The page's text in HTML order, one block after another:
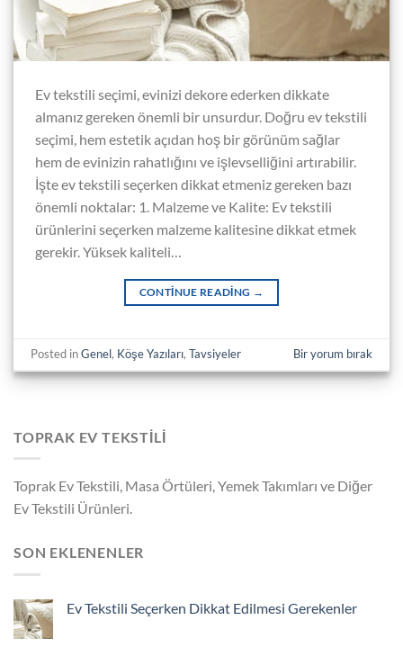
Ev tekstili seçimi, evinizi dekore ederken dikkate
almanız gereken önemli bir unsurdur. Doğru ev tekstili
seçimi, hem estetik açıdan hoş bir görünüm sağlar
hem de evinizin rahatlığını ve işlevselliğini artırabilir.
İşte ev tekstili seçerken dikkat etmeniz gereken bazı
önemli noktalar: 1. Malzeme ve Kalite: Ev tekstili
ürünlerini seçerken malzeme kalitesine dikkat etmek
gerekir. Yüksek kaliteli…
CONTINUE READING →
Posted inGenel, Köşe Yazıları,Tavsiyeler Bir yorum bırak
TOPRAK EV TEKSTILI
Toprak Ev Tekstili, Masa Örtüleri, Yemek Takımları ve Diğer
Ev Tekstili Ürünleri.
SON EKLENENLER
Ev Tekstili Seçerken Dikkat Edilmesi Gerekenler